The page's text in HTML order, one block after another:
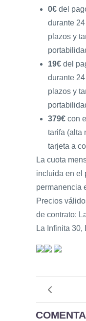
0€ del
durante
plazos y
19€ del
durante
plazos y
379€ con
tarifa (alta
tarjeta a
La cuota
incluida en el
permanencia
Precios
de contrato:
La Infinita 30,